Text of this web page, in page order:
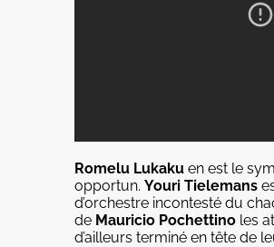
Romelu Lukaku en est le
opportun. Youri Tielemans
d’orchestre incontesté du
de Mauricio Pochettino les
d’ailleurs terminé en tête de